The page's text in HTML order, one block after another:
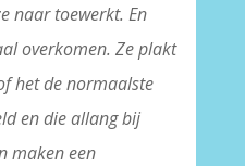
naar toewerkt. En
overkomen. Ze plakt
het de normaalste
en die allang bij
maken een